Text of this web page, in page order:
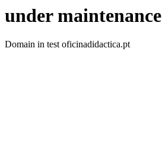
under maintenance
Domain in test oficinadidactica.pt